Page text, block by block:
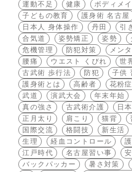
運動不足
健康 ボディメ
子どもの教育
護身術 名古屋
日本人 身体操作
丹田 引
合気道
姿勢矯正 姿勢
危機管理
防犯対策
メン
腰痛
ウエスト くびれ 世
古武術 歩行法
防犯 子供
護身術とは
高齢者 花粉症
武道
演武大会 年末年始
真の強さ
古武術介護
日
正月太り
肩こり 猫背
国際交流
格闘技 新生活
生理
経血コントロール
江戸時代
名古屋習い事
バックパッカー
暑さ対策